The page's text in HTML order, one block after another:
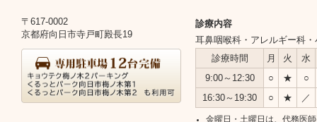
ク
リ
ッ
ク
〒617-0002
京都府向日市寺戸町殿長19
診療内容
耳鼻咽喉科・アレルギー科
日
時
診療時間 月 火
水
9:00～12:30
○ ★
○
16:30～19:30
○ ★ ／
金曜日・土曜日は、代務医